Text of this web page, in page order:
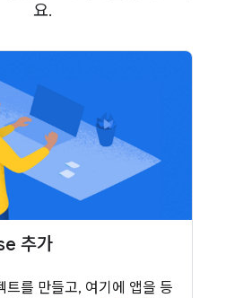
요.
추가
를 만들고, 여기에 앱을 등